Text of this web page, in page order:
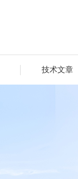
技术文章